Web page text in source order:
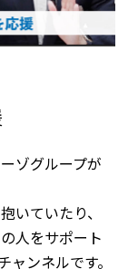
ゾグループが
いていたり、
人をサポート
ンネルです。